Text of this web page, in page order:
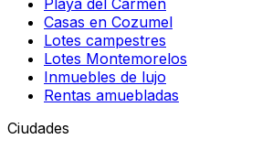
Casas en Cozumel
Lotes campestres
Lotes Montemorelos
Inmuebles de lujo
Rentas amuebladas
Ciudades